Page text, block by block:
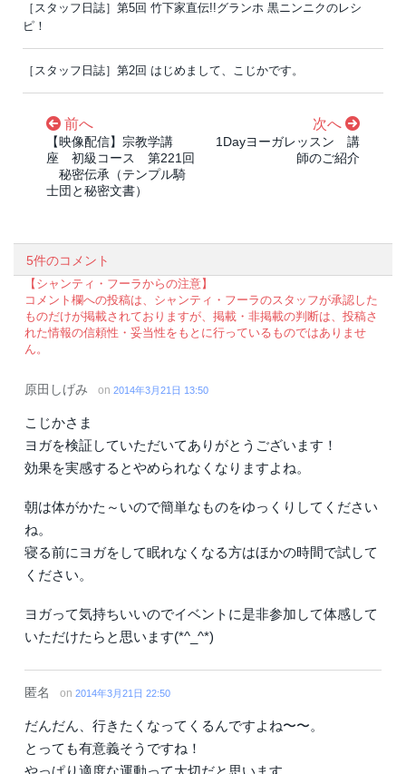
［スタッフ日誌］第5回 竹下家直伝!!グランホ 黒ニンニクのレシ
ピ！
［スタッフ日誌］第2回 はじめまして、こじかです。
前へ
【映像配信】宗教学講
座 初級コース 第221回
秘密伝承（テンプル騎
士団と秘密文書）
次へ
1Dayヨーガレッスン 講
師のご紹介
5件のコメント
【シャンティ・フーラからの注意】
コメント欄への投稿は、シャンティ・フーラのスタッフが承認した
ものだけが掲載されておりますが、掲載・非掲載の判断は、投稿さ
れた情報の信頼性・妥当性をもとに行っているものではありませ
ん。
原田しげみ on 2014年3月21日 13:50
こじかさま
ヨガを検証していただいてありがとうございます！
効果を実感するとやめられなくなりますよね。
朝は体がかた～いので簡単なものをゆっくりしてください
ね。
寝る前にヨガをして眠れなくなる方はほかの時間で試して
ください。
ヨガって気持ちいいのでイベントに是非参加して体感して
いただけたらと思います(*^_^*)
匿名 on 2014年3月21日 22:50
だんだん、行きたくなってくるんですよね〜〜。
とっても有意義そうですね！